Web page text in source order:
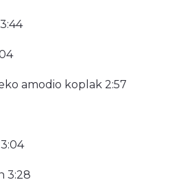
amodio koplak 2:57
3:28